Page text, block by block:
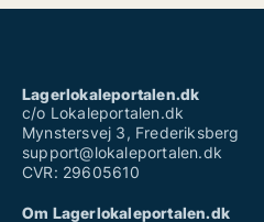
Lagerlokaleportalen.dk
c/o Lokaleportalen.dk
Mynstersvej 3, Frederiksberg
support@lokaleportalen.dk
CVR: 29605610
Om Lagerlokaleportalen.dk